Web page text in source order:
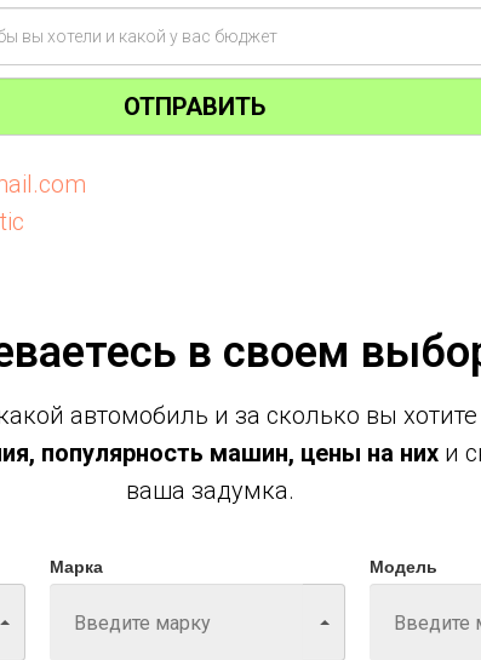
ОТПРАВИТЬ
в своем
автомобиль и за сколько вы хотите
популярность машин, цены на нихи
ваша задумка.
Марка Модель